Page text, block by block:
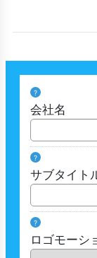
?
会社
?
サブ
?
ロゴモー